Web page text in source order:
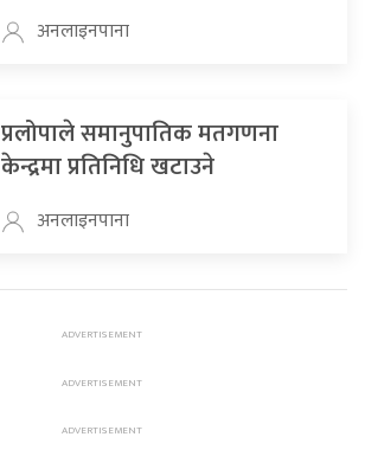
अनलाइनपाना
प्रलोपाले समानुपातिक मतगणना
केन्द्रमा प्रतिनिधि खटाउने
अनलाइनपाना